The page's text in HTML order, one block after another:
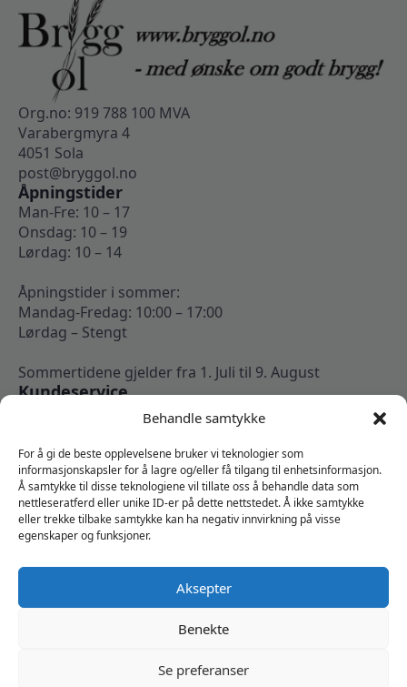
Behandle samtykke
For å gi de beste opplevelsene bruker vi teknologier som
informasjonskapsler for å lagre og/eller få tilgang til enhetsinformasjon.
Å samtykke til disse teknologiene vil tillate oss å behandle data som
nettleseratferd eller unike ID-er på dette nettstedet. Å ikke samtykke
eller trekke tilbake samtykke kan ha negativ innvirkning på visse
egenskaper og funksjoner.
Aksepter
Benekte
Se preferanser
Org.no: 919 788 100 MVA
Varabergmyra 4
4051 Sola
post@bryggol.no
Åpningstider
Man-Fre: 10 – 17
Onsdag: 10 – 19
Lørdag: 10 – 14
Åpningstider i sommer:
Mandag-Fredag: 10:00 – 17:00
Lørdag – Stengt
Sommertidene gjelder fra 1. Juli til 9. August
Kundeservice
Min konto
Kjøpsbetingelser
Angrerettskjema
Vi er sosiale